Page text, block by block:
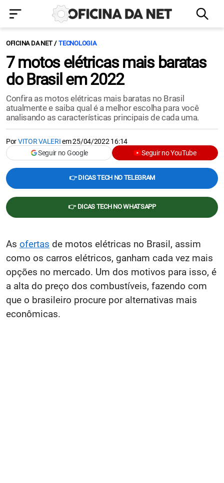
OFICINA DA NET TECNOLOGIA
7 motos elétricas mais baratas
do Brasil em 2022
Confira as motos elétricas mais baratas no Brasil
atualmente e saiba qual é a melhor escolha para você
analisando as características principais de cada uma.
PorVITOR VALERIem25/04/2022 16:14
Seguir no Google
Seguir no YouTube
👉 DICAS TECH NO TELEGRAM
👉 DICAS TECH NO WHATSAPP
As ofertas de motos elétricas no Brasil, assim
como os carros elétricos, ganham cada vez mais
opções no mercado. Um dos motivos para isso, é
a alta do preço dos combustíveis, fazendo com
que o brasileiro procure por alternativas mais
econômicas.